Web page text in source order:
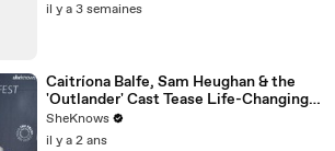
il y a 3 semaines
Caitríona Balfe, Sam Heughan & the
'Outlander' Cast Tease Life-Changing
Moments for Season 7 Part 2
SheKnows
il y a 2 ans